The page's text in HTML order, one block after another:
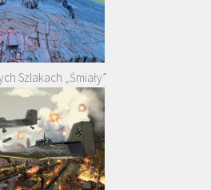
Szlakach „Śmiały”